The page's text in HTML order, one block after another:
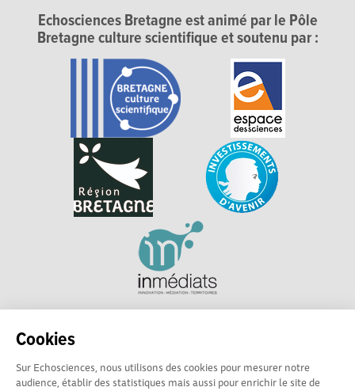
Cookies
Sur Echosciences, nous utilisons des cookies pour mesurer notre
audience, établir des statistiques mais aussi pour enrichir le site de
Echosciences Bretagne est animé par le Pôle
Bretagne culture scientifique et soutenu par :
Explorer, s’exprimer, rentrer en contact : Echosciences
Bretagne est le réseau social des amateurs et passionnés de
sciences et de technologies en Bretagne.
Les contenus sont sous Licence Creative Commons Attribution - Pas d'Utilisation